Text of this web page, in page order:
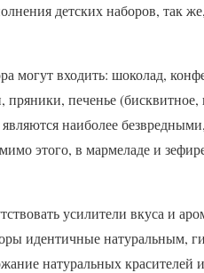
детских наборов, так
могут входить: шоколад,
пряники, печенье
наиболее
этого, в мармеладе и
усилители вкуса и
идентичные натуральным,
натуральных красителей